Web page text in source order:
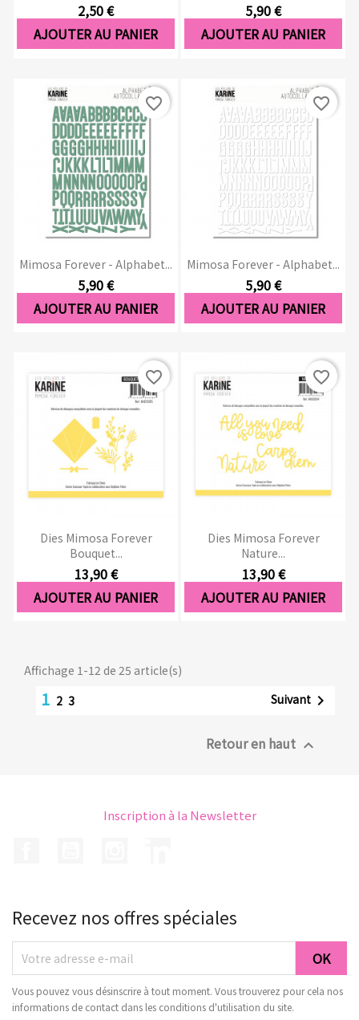
2,50 €
AJOUTER AU PANIER
5,90 €
AJOUTER AU PANIER
Mimosa Forever - Alphabet...
5,90 €
AJOUTER AU PANIER
favorite_border
Mimosa Forever - Alphabet...
5,90 €
AJOUTER AU PANIER
favorite_border
Dies Mimosa Forever
Bouquet...
13,90 €
AJOUTER AU PANIER
favorite_border
Dies Mimosa Forever
Nature...
13,90 €
AJOUTER AU PANIER
favorite_border
Affichage 1-12 de 25 article(s)
1 2 3 Suivant 
Retour en haut 
Inscription à la Newsletter
Recevez nos offres spéciales
Vous pouvez vous désinscrire à tout moment. Vous trouverez pour cela nos
informations de contact dans les conditions d'utilisation du site.